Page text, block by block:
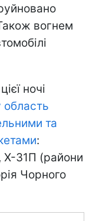
вогнем
ночі
область
та
:
Х-31П (райони
Чорного